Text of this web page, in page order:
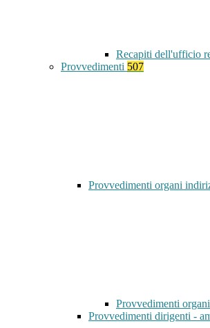
Recapiti dell'ufficio
Provvedimenti 507
Provvedimenti organi
Provvedimenti
Provvedimenti dirigenti -